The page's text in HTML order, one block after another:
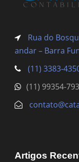
Rua do
andar – Barra
(11) 3383-
(11) 99354-
Artigos